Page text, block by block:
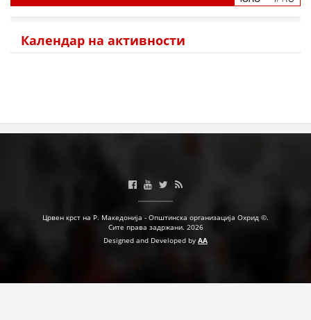
Календар на активности
Црвен крст на Р. Македонија - Општинска организација Охрид ©.
Сите права задржани. 2026
Designed and Developed by AA